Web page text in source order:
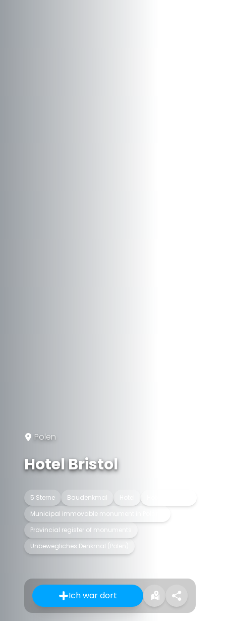
Polen
Hotel Bristol
5 Sterne Baudenkmal
Municipal immovable monument in Poland
Provincial register of monuments
Unbewegliches Denkmal (Polen)
Ich war dort